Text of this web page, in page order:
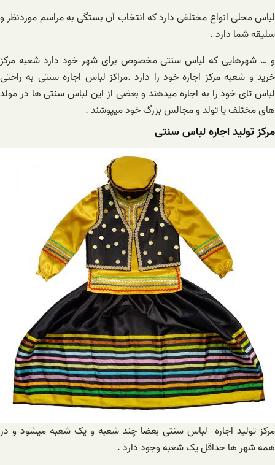
لباس محلی انواع مختلفی دارد که انتخاب آن بستگی به مراسم موردنظر و
سلیقه شما دارد .
و … شهرهایی که لباس سنتی مخصوص برای شهر خود دارد شعبه مرکز
خرید و شعبه مرکز اجاره خود را دارد .مراکز لباس اجاره سنتی به راحتی
لباس تای خود را به اجاره میدهند و بعضی از این لباس سنتی ها در مولد
های مختلف یا تولد و مجالس بزرگ خود میپوشند .
مرکز تولید اجاره لباس سنتی
مرکز تولید اجاره لباس سنتی بعضا چند شعبه و یک شعبه میشود و در
همه شهر ها حداقل یک شعبه وجود دارد .